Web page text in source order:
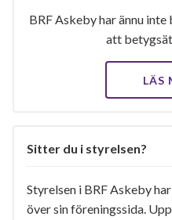
BRF Askeby har ännu
att
LÄS
Sitter du i styrelsen?
Styrelsen i BRF Askeby
över sin föreningssida.